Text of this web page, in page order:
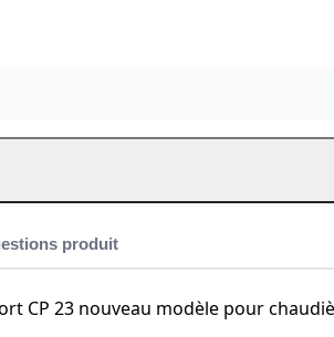
produit
CP 23 nouveau modèle pour